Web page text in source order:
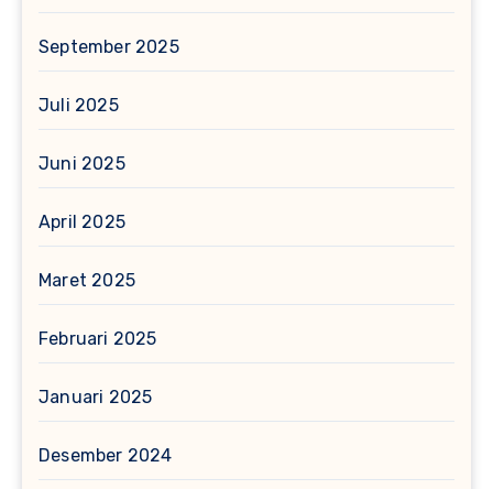
September 2025
Juli 2025
Juni 2025
April 2025
Maret 2025
Februari 2025
Januari 2025
Desember 2024